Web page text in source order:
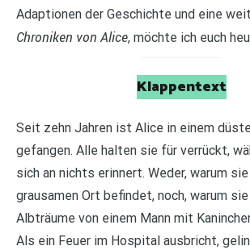
Adaptionen der Geschichte und eine
Chroniken von Alice, möchte ich euch
Klappentext
Seit zehn Jahren ist Alice in einem
gefangen. Alle halten sie für verrückt,
sich an nichts erinnert. Weder, warum
grausamen Ort befindet, noch, warum
Albträume von einem Mann mit
Als ein Feuer im Hospital ausbricht,